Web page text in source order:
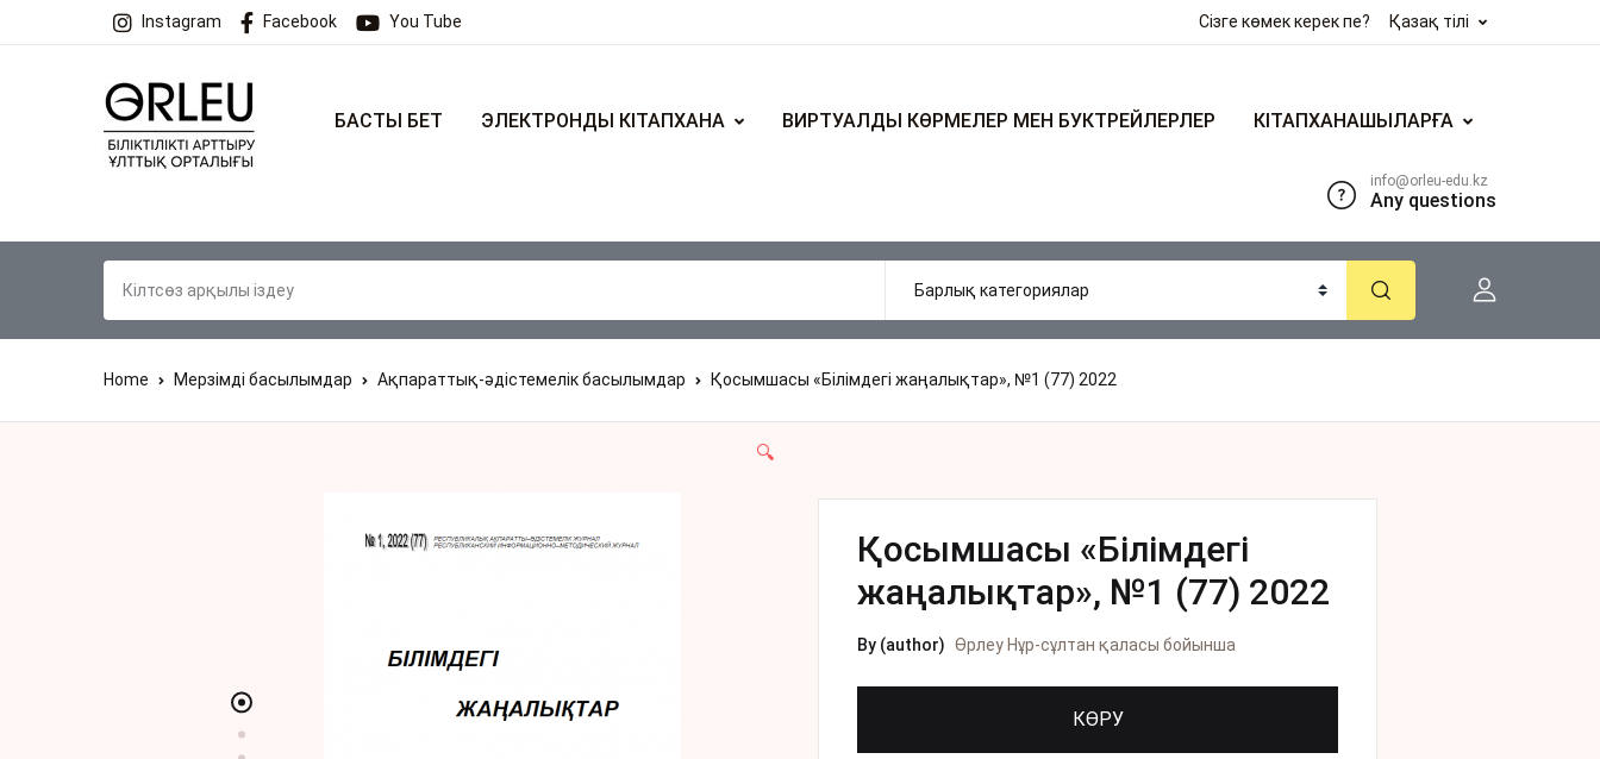
Instagram Facebook You Tube Сізге көмек керек пе? Қазақ тілі
БАСТЫ БЕТ ЭЛЕКТРОНДЫ КІТАПХАНА ВИРТУАЛДЫ КӨРМЕЛЕР МЕН БУКТРЕЙЛЕРЛЕР КІТАПХАНАШЫЛАРҒА
info@orleu-edu.kz
Any questions
Home Мерзімді басылымдар Ақпараттық-әдістемелік басылымдар Қосымшасы «Білімдегі жаңалықтар», №1 (77) 2022
🔍
Қосымшасы «Білімдегі
жаңалықтар», №1 (77) 2022
By (author) Өрлеу Нұр-сұлтан қаласы бойынша
КӨРУ